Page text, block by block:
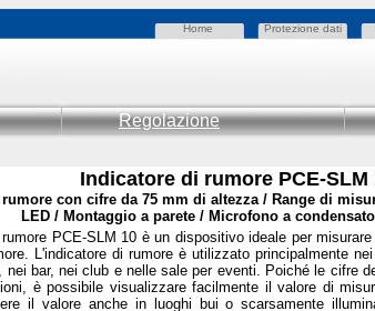
Home Protezione dati
Regolazione
Indicatore di rumore PCE-SLM
con cifre da 75 mm di altezza / Range di
LED / Montaggio a parete / Microfono a
rumore PCE-SLM 10 è un dispositivo ideale per
L'indicatore di rumore è utilizzato principalmente
bar, nei club e nelle sale per eventi. Poiché le cifre
è possibile visualizzare facilmente il valore di
il valore anche in luoghi bui o scarsamente